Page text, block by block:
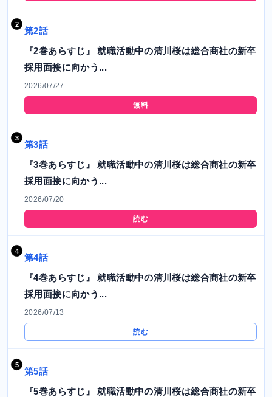
第2話
『2巻あらすじ』 就職活動中の清川桜は総合商社の新卒
採用面接に向かう...
2026/07/27
無料
第3話
『3巻あらすじ』 就職活動中の清川桜は総合商社の新卒
採用面接に向かう...
2026/07/20
読む
第4話
『4巻あらすじ』 就職活動中の清川桜は総合商社の新卒
採用面接に向かう...
2026/07/13
読む
第5話
『5巻あらすじ』 就職活動中の清川桜は総合商社の新卒